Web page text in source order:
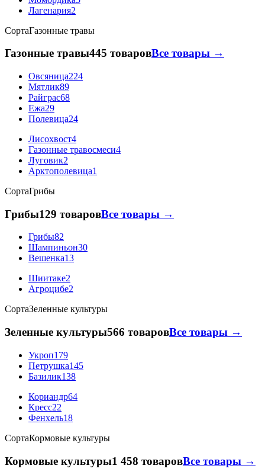
Лагенария2
СортаГазонные травы
Газонные травы445 товаровВсе товары →
Овсяница224
Мятлик89
Райграс68
Ежа29
Полевица24
Лисохвост4
Газонные травосмеси4
Луговик2
Арктополевица1
СортаГрибы
Грибы129 товаровВсе товары →
Грибы82
Шампиньон30
Вешенка13
Шиитаке2
Агроцибе2
СортаЗеленные культуры
Зеленные культуры566 товаровВсе товары →
Укроп179
Петрушка145
Базилик138
Кориандр64
Кресс22
Фенхель18
СортаКормовые культуры
Кормовые культуры1 458 товаровВсе товары →